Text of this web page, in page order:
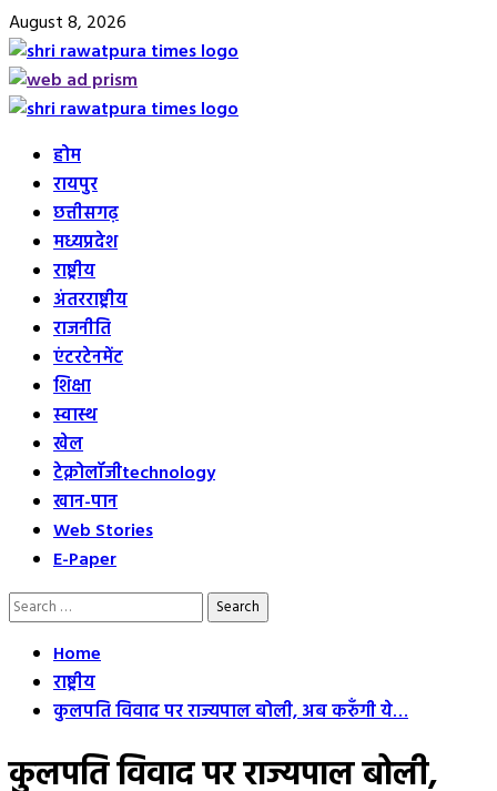
Skip
to
content
August 8, 2026
Primary
होम
रायपुर
छत्तीसगढ़
मध्यप्रदेश
राष्ट्रीय
अंतरराष्ट्रीय
राजनीति
एंटरटेनमेंट
शिक्षा
स्वास्थ
खेल
टेक्नोलॉजीtechnology
खान-पान
Web Stories
E-Paper
Search
Home
राष्ट्रीय
कुलपति विवाद पर राज्यपाल बोली, अब करुँगी ये…
कुलपति विवाद पर राज्यपाल बोली,